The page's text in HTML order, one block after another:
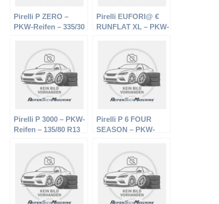
Pirelli P ZERO –
PKW-Reifen – 335/30
Pirelli EUFORI@ €
RUNFLAT XL – PKW-
Pirelli P 3000 – PKW-
Reifen – 135/80 R13
Pirelli P 6 FOUR
SEASON – PKW-
Ganzjahresreifen